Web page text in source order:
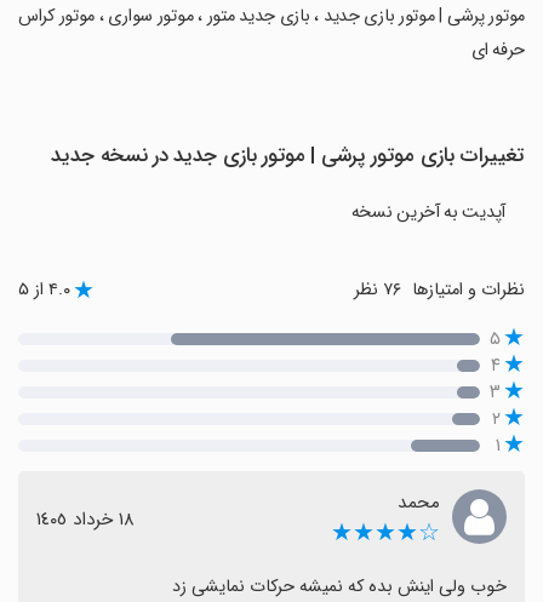
‏موتور پرشی | موتور بازی جدید ، بازی جدید متور ، موتور سواری ، موتور کراس
حرفه ای
تغییرات بازی موتور پرشی | موتور بازی جدید در نسخه جدید
آپدیت به آخرین نسخه
نظرات و امتیازها ۴.۰ از ۵
۵
۴
۳
۲
۱
محمد
☆★★★★ ١٨ خرداد ١٤٠٥
خوب ولی اینش بده که نمیشه حرکات نمایشی زد